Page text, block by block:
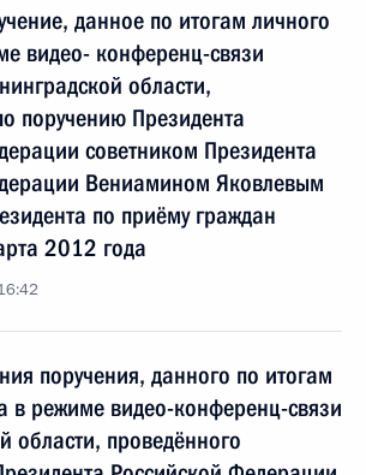
данное по итогам личного
видео- конференц-связи
области,
поручению Президента
советником Президента
Вениамином Яковлевым
по приёму граждан
2012 года
поручения, данного по итогам
в режиме видео-конференц-связи
области, проведённого